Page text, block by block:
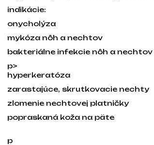
indikácie:
onycholýza
mykóza nôh a nechtov
bakteriálne infekcie nôh a nechtov
p>
hyperkeratóza
zarastajúce, skrutkovacie nechty
zlomenie nechtovej platničky
popraskaná koža na päte
p